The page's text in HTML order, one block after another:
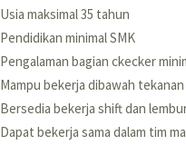
Usia maksimal 35 tahun
Pendidikan minimal SMK
Pengalaman bagian ckecker
Mampu bekerja dibawah tekanan
Bersedia bekerja shift dan
Dapat bekerja sama dalam tim